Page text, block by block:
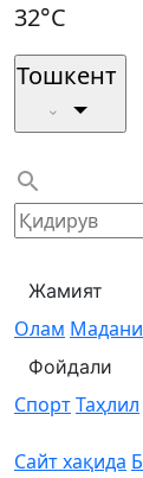
32°C
Тошкент
Жамият
Олам
Фойдали
СпортТаҳлил
Сайт хақида